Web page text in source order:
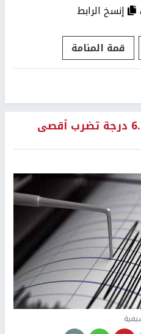
إنسخ الرابط
قمة المنامة
هزة أرضية ثانية بقوة 6.7 درجة تضرب أقصى